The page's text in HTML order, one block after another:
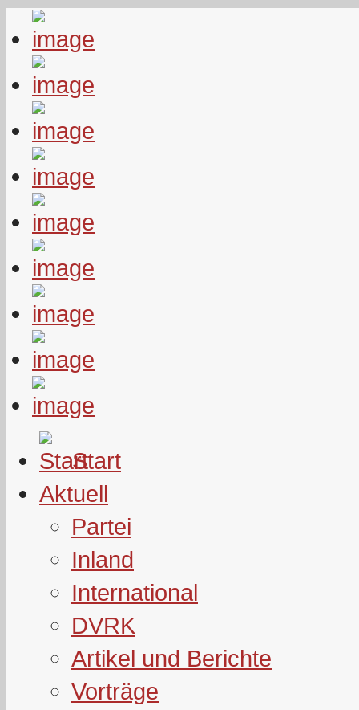
Start
Aktuell
Partei
Inland
International
DVRK
Artikel und Berichte
Vorträge